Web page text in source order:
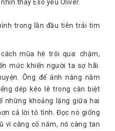
tự mỗi lần anh nhìn tôi thì
giấu đi cái nhút nhát bị căng
lòng thì con gái thường mạnh
nhát, e dè. Câu nói này đúng
những ngượng ngùng ban đầu,
cảm cũng như con ngừời thật
có những phản hồi, những tín
Nhưng cuộc đời đã quá bất
quá kém, để rồi 4 tháng trôi
vẫn cứ xa cách nghìn trùng.
thấy Elio yêu Oliver.
trong lần đầu tiên trái tim
mùa hè trôi qua: chậm,
mức khiến người ta sợ hãi.
Ông để ánh nắng nằm
dép kéo lê trong căn biệt
những khoảng lặng giữa hai
cả lời tỏ tình. Đọc nó giống
vì càng cố nắm, nó càng tan